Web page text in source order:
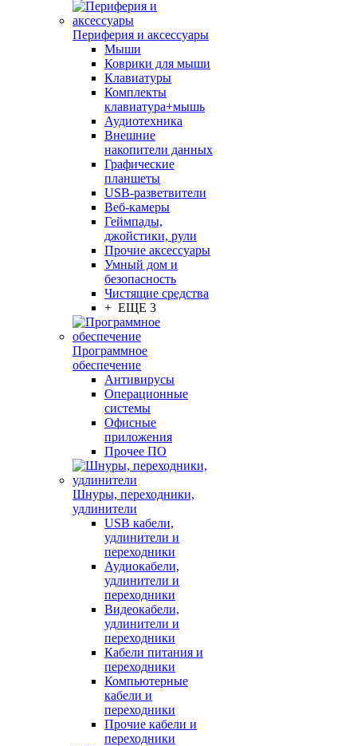
Периферия и аксессуары
Мыши
Коврики для мыши
Клавиатуры
Комплекты
клавиатура+мышь
Аудиотехника
Внешние
накопители данных
Графические
планшеты
USB-разветвители
Веб-камеры
Геймпады,
джойстики, рули
Прочие аксессуары
Умный дом и
безопасность
Чистящие средства
+ ЕЩЕ 3
Программное
обеспечение
Антивирусы
Операционные
системы
Офисные
приложения
Прочее ПО
Шнуры, переходники,
удлинители
USB кабели,
удлинители и
переходники
Аудиокабели,
удлинители и
переходники
Видеокабели,
удлинители и
переходники
Кабели питания и
переходники
Компьютерные
кабели и
переходники
Прочие кабели и
переходники